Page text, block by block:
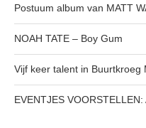
Postuum album van MATT
NOAH TATE – Boy Gum
Vijf keer talent in Buurtkroeg
EVENTJES VOORSTELLEN: